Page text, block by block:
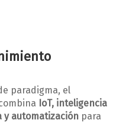
paradigma, el
IoT, inteligencia
y automatización para